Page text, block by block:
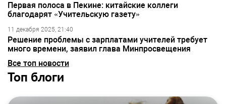
Первая полоса в Пекине: китайские коллеги
благодарят «Учительскую газету»
11 декабря 2025, 21:40
Решение проблемы с зарплатами учителей требует
много времени, заявил глава Минпросвещения
Все топ новости
Топ блоги